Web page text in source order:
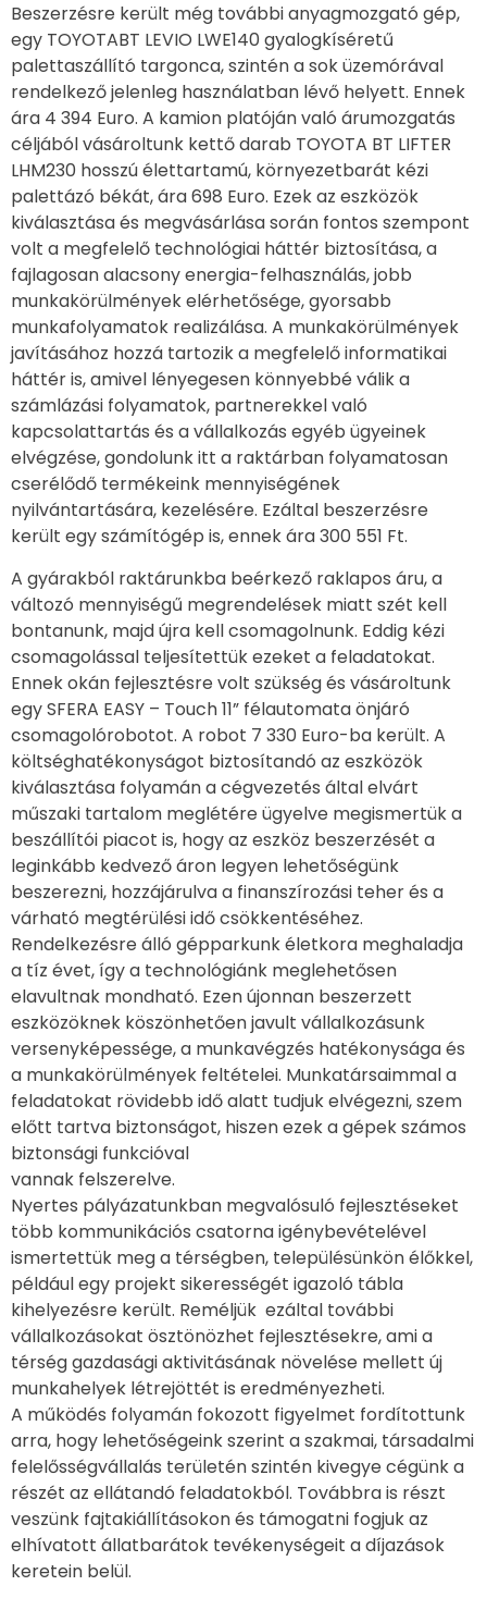
Beszerzésre került még további anyagmozgató gép,
egy TOYOTABT LEVIO LWE140 gyalogkíséretű
palettaszállító targonca, szintén a sok üzemórával
rendelkező jelenleg használatban lévő helyett. Ennek
ára 4 394 Euro. A kamion platóján való árumozgatás
céljából vásároltunk kettő darab TOYOTA BT LIFTER
LHM230 hosszú élettartamú, környezetbarát kézi
palettázó békát, ára 698 Euro. Ezek az eszközök
kiválasztása és megvásárlása során fontos szempont
volt a megfelelő technológiai háttér biztosítása, a
fajlagosan alacsony energia-felhasználás, jobb
munkakörülmények elérhetősége, gyorsabb
munkafolyamatok realizálása. A munkakörülmények
javításához hozzá tartozik a megfelelő informatikai
háttér is, amivel lényegesen könnyebbé válik a
számlázási folyamatok, partnerekkel való
kapcsolattartás és a vállalkozás egyéb ügyeinek
elvégzése, gondolunk itt a raktárban folyamatosan
cserélődő termékeink mennyiségének
nyilvántartására, kezelésére. Ezáltal beszerzésre
került egy számítógép is, ennek ára 300 551 Ft.
A gyárakból raktárunkba beérkező raklapos áru, a
változó mennyiségű megrendelések miatt szét kell
bontanunk, majd újra kell csomagolnunk. Eddig kézi
csomagolással teljesítettük ezeket a feladatokat.
Ennek okán fejlesztésre volt szükség és vásároltunk
egy SFERA EASY – Touch 11” félautomata önjáró
csomagolórobotot. A robot 7 330 Euro-ba került. A
költséghatékonyságot biztosítandó az eszközök
kiválasztása folyamán a cégvezetés által elvárt
műszaki tartalom meglétére ügyelve megismertük a
beszállítói piacot is, hogy az eszköz beszerzését a
leginkább kedvező áron legyen lehetőségünk
beszerezni, hozzájárulva a finanszírozási teher és a
várható megtérülési idő csökkentéséhez.
Rendelkezésre álló gépparkunk életkora meghaladja
a tíz évet, így a technológiánk meglehetősen
elavultnak mondható. Ezen újonnan beszerzett
eszközöknek köszönhetően javult vállalkozásunk
versenyképessége, a munkavégzés hatékonysága és
a munkakörülmények feltételei. Munkatársaimmal a
feladatokat rövidebb idő alatt tudjuk elvégezni, szem
előtt tartva biztonságot, hiszen ezek a gépek számos
biztonsági funkcióval
vannak felszerelve.
Nyertes pályázatunkban megvalósuló fejlesztéseket
több kommunikációs csatorna igénybevételével
ismertettük meg a térségben, településünkön élőkkel,
például egy projekt sikerességét igazoló tábla
kihelyezésre került. Reméljük ezáltal további
vállalkozásokat ösztönözhet fejlesztésekre, ami a
térség gazdasági aktivitásának növelése mellett új
munkahelyek létrejöttét is eredményezheti.
A működés folyamán fokozott figyelmet fordítottunk
arra, hogy lehetőségeink szerint a szakmai, társadalmi
felelősségvállalás területén szintén kivegye cégünk a
részét az ellátandó feladatokból. Továbbra is részt
veszünk fajtakiállításokon és támogatni fogjuk az
elhívatott állatbarátok tevékenységeit a díjazások
keretein belül.